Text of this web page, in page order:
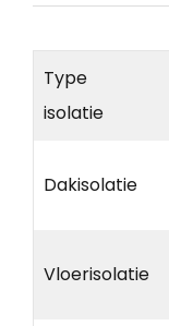
Type
isolatie
Dakisolatie
Vloerisolatie